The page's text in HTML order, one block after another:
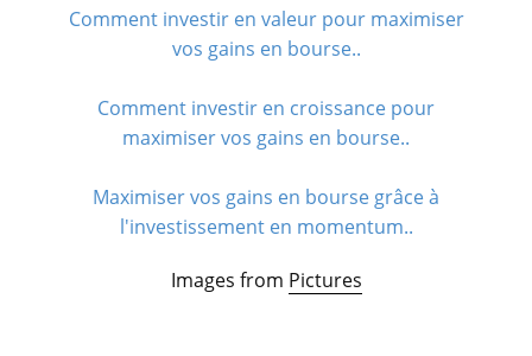
Comment investir en valeur pour maximiser
vos gains en bourse..
Comment investir en croissance pour
maximiser vos gains en bourse..
Maximiser vos gains en bourse grâce à
l'investissement en momentum..
Images from Pictures